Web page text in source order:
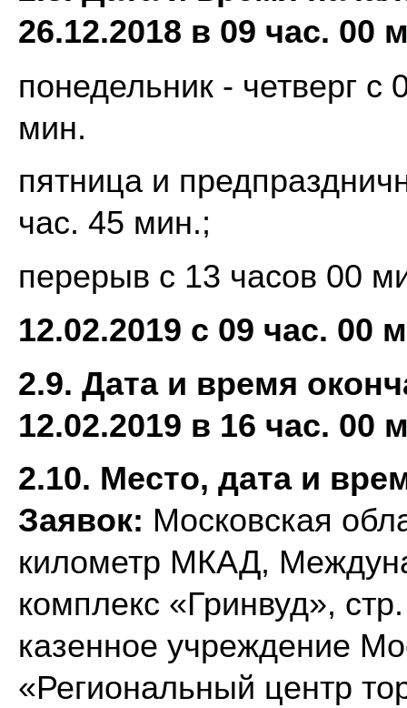
26.12.2018 в 09 час. 00
понедельник - четверг
мин.
пятница и
час. 45 мин.;
перерыв с 13 часов 00
12.02.2019 с 09 час. 00
2.9. Дата и время
12.02.2019 в 16 час. 00
2.10. Место, дата и
Заявок: Московская
километр МКАД,
комплекс «Гринвуд»,
казенное учреждение
«Региональный центр